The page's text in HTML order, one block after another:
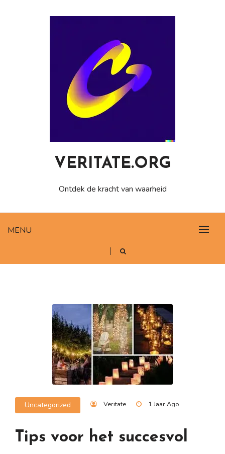
MENU
VERITATE.ORG
Ontdek de kracht van waarheid
Uncategorized Veritate 1 Jaar Ago
Tips voor het succesvol